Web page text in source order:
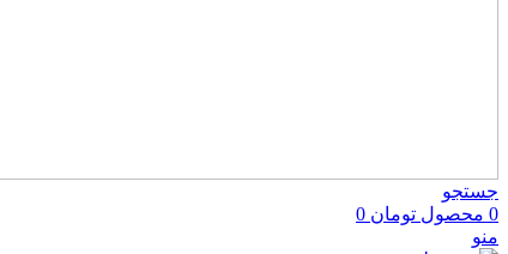
جستجو
0 محصول تومان
منو